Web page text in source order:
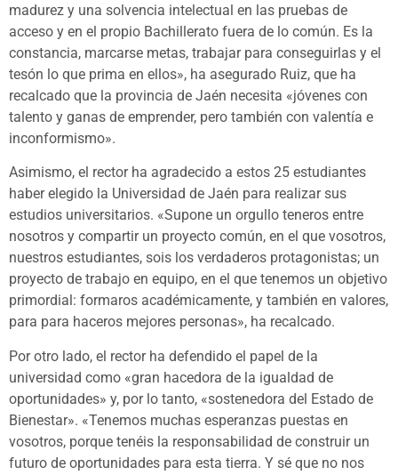
madurez y una solvencia intelectual en las pruebas de
acceso y en el propio Bachillerato fuera de lo común. Es la
constancia, marcarse metas, trabajar para conseguirlas y el
tesón lo que prima en ellos», ha asegurado Ruiz, que ha
recalcado que la provincia de Jaén necesita «jóvenes con
talento y ganas de emprender, pero también con valentía e
inconformismo».
Asimismo, el rector ha agradecido a estos 25 estudiantes
haber elegido la Universidad de Jaén para realizar sus
estudios universitarios. «Supone un orgullo teneros entre
nosotros y compartir un proyecto común, en el que vosotros,
nuestros estudiantes, sois los verdaderos protagonistas; un
proyecto de trabajo en equipo, en el que tenemos un objetivo
primordial: formaros académicamente, y también en valores,
para para haceros mejores personas», ha recalcado.
Por otro lado, el rector ha defendido el papel de la
universidad como «gran hacedora de la igualdad de
oportunidades» y, por lo tanto, «sostenedora del Estado de
Bienestar». «Tenemos muchas esperanzas puestas en
vosotros, porque tenéis la responsabilidad de construir un
futuro de oportunidades para esta tierra. Y sé que no nos